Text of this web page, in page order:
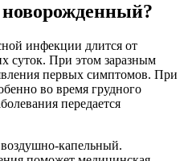
инфекции длится от
суток. При этом заразным
первых симптомов. При
во время грудного
передается
капельный.